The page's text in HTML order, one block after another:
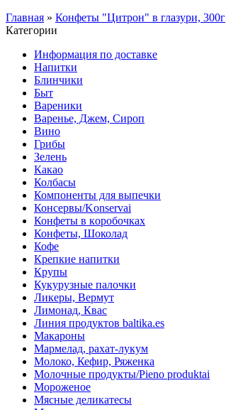
Главная » Конфеты "Цитрон" в глазури, 300г
Категории
Информация по доставке
Hапитки
Блинчики
Быт
Вареники
Варенье, Джем, Сироп
Вино
Грибы
Зелень
Какао
Колбасы
Компоненты для выпечки
Консервы/Konservai
Конфеты в кoробочках
Конфеты, Шоколад
Кофе
Крепкие напитки
Крупы
Кукурузные палочки
Ликеры, Вермут
Лимонад, Квас
Линия продуктов baltika.es
Макароны
Мармелад, рахат-лукум
Молоко, Кефир, Ряженка
Молочные продукты/Pieno produktai
Мороженое
Мясные деликатесы